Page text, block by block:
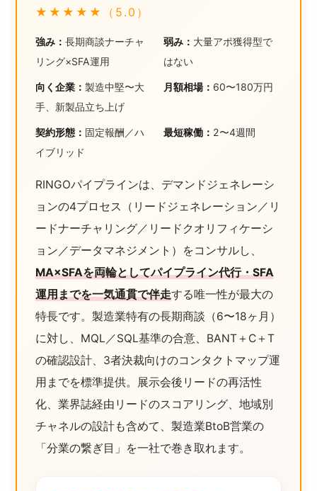
★★★★★（5.0）
強み：長期商談ナーチャ
リング×SFA運用
弱み： 大量アポ獲得型で
はない
向く企業：製造中堅〜大
手、新製品立ち上げ
月額相場： 60〜180万円
契約形態： 固定報酬／ハ
イブリッド
最短稼働： 2〜4週間
RINGOパイプラインは、デマンドジェネレーシ
ョンの4プロセス（リードジェネレーション／リ
ードナーチャリング／リードクオリフィケーシ
ョン／データマネジメント）をコンサルし、
MA×SFAを両輪としてパイプライン代行・SFA
運用までを一気通貫で伴走する唯一性が最大の
特長です。製造業特有の長期商談（6〜18ヶ月）
に対し、MQL／SQL基準の合意、BANT＋C＋T
の確認設計、3者決裁向けのコンタクトマップ運
用までを標準提供。展示会後リードの再活性
化、業界誌経由リードのスコアリング、地域別
チャネルの設計も含めて、製造業BtoB営業の
「分業の繋ぎ目」を一社で巻き取れます。